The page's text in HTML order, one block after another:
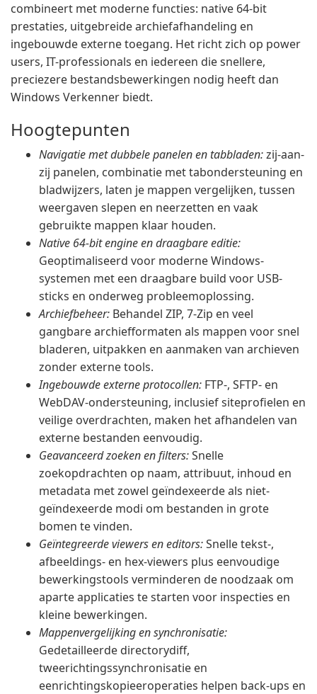
combineert met moderne functies: native 64-bit
prestaties, uitgebreide archiefafhandeling en
ingebouwde externe toegang. Het richt zich op power
users, IT-professionals en iedereen die snellere,
preciezere bestandsbewerkingen nodig heeft dan
Windows Verkenner biedt.
Hoogtepunten
Navigatie met dubbele panelen en tabbladen:zij-aan-
zij panelen, combinatie met tabondersteuning en
bladwijzers, laten je mappen vergelijken, tussen
weergaven slepen en neerzetten en vaak
gebruikte mappen klaar houden.
Native 64-bit engine en draagbare editie:
Geoptimaliseerd voor moderne Windows-
systemen met een draagbare build voor USB-
sticks en onderweg probleemoplossing.
Archiefbeheer: Behandel ZIP, 7-Zip en veel
gangbare archiefformaten als mappen voor snel
bladeren, uitpakken en aanmaken van archieven
zonder externe tools.
Ingebouwde externe protocollen: FTP-, SFTP- en
WebDAV-ondersteuning, inclusief siteprofielen en
veilige overdrachten, maken het afhandelen van
externe bestanden eenvoudig.
Geavanceerd zoeken en filters:Snelle
zoekopdrachten op naam, attribuut, inhoud en
metadata met zowel geïndexeerde als niet-
geïndexeerde modi om bestanden in grote
bomen te vinden.
Geïntegreerde viewers en editors:Snelle tekst-,
afbeeldings- en hex-viewers plus eenvoudige
bewerkingstools verminderen de noodzaak om
aparte applicaties te starten voor inspecties en
kleine bewerkingen.
Mappenvergelijking en synchronisatie:
Gedetailleerde directorydiff,
tweerichtingssynchronisatie en
eenrichtingskopieeroperaties helpen back-ups en